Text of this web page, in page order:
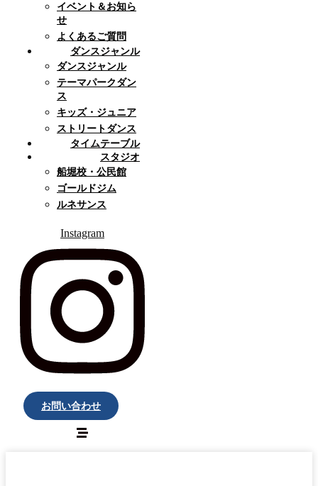
イベント＆お知ら
せ
よくあるご質問
ダンスジャンル
ダンスジャンル
テーマパークダン
ス
キッズ・ジュニア
ストリートダンス
タイムテーブル
スタジオ
船堀校・公民館
ゴールドジム
ルネサンス
Instagram
お問い合わせ